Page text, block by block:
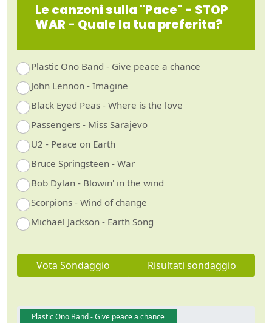
Le canzoni sulla "Pace" - STOP
WAR - Quale la tua preferita?
Plastic Ono Band - Give peace a chance
John Lennon - Imagine
Black Eyed Peas - Where is the love
Passengers - Miss Sarajevo
U2 - Peace on Earth
Bruce Springsteen - War
Bob Dylan - Blowin' in the wind
Scorpions - Wind of change
Michael Jackson - Earth Song
Vota Sondaggio Risultati sondaggio
Plastic Ono Band - Give peace a chance